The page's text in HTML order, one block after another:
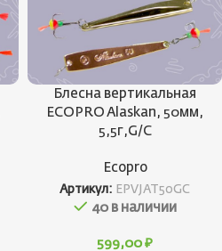
Блесна вертикальная
ECOPRO Alaskan, 50мм,
5,5г,G/C
Ecopro
Артикул: EPVJAT50GC
40 в наличии
599,00 ₽